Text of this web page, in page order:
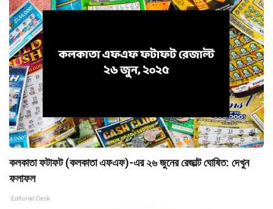
কলকাতা ফটাফট (কলকাতা এফএফ)-এর ২৬ জুনের রেজাল্ট ঘোষিত: দেখুন
ফলাফল
Editorial Desk